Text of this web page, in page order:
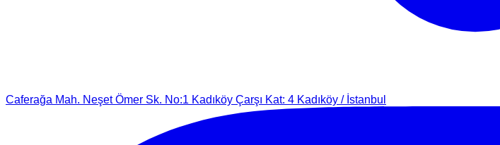
Caferağa Mah. Neşet Ömer Sk. No:1 Kadıköy Çarşı Kat: 4 Kadıköy / İstanbul